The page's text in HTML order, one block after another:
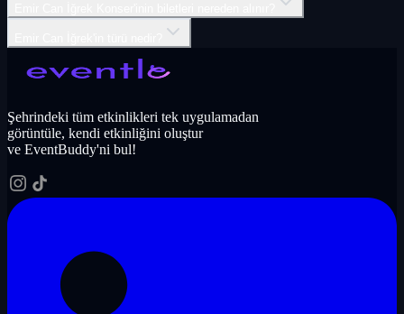
Şehrindeki tüm etkinlikleri tek uygulamadan
görüntüle, kendi etkinliğini oluştur
ve EventBuddy'ni bul!